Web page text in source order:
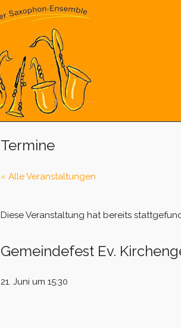
Termine
« Alle Veranstaltungen
Diese Veranstaltung hat bereits
Gemeindefest Ev.
21. Juni um 15:30